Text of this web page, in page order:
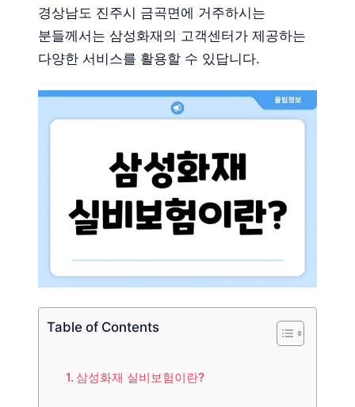
경상남도 진주시 금곡면에 거주하시는
분들께서는 삼성화재의 고객센터가 제공하는
다양한 서비스를 활용할 수 있답니다.
Table of Contents
삼성화재 실비보험이란?